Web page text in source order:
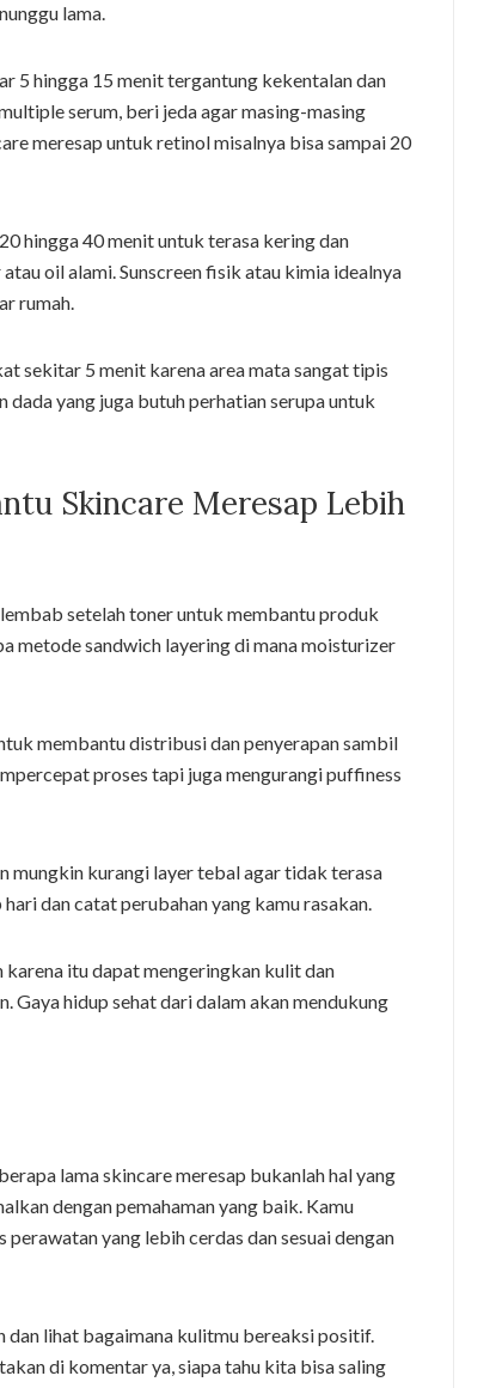
lama.
5 hingga 15 menit tergantung kekentalan dan
serum, beri jeda agar masing-masing
meresap untuk retinol misalnya bisa sampai 20
hingga 40 menit untuk terasa kering dan
oil alami. Sunscreen fisik atau kimia idealnya
rumah.
sekitar 5 menit karena area mata sangat tipis
dada yang juga butuh perhatian serupa untuk
Skincare Meresap Lebih
setelah toner untuk membantu produk
metode sandwich layering di mana moisturizer
membantu distribusi dan penyerapan sambil
proses tapi juga mengurangi puffiness
mungkin kurangi layer tebal agar tidak terasa
dan catat perubahan yang kamu rasakan.
itu dapat mengeringkan kulit dan
Gaya hidup sehat dari dalam akan mendukung
lama skincare meresap bukanlah hal yang
dengan pemahaman yang baik. Kamu
yang lebih cerdas dan sesuai dengan
dan lihat bagaimana kulitmu bereaksi positif.
di komentar ya, siapa tahu kita bisa saling